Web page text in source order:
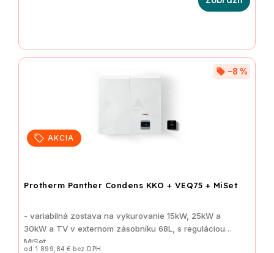
AKCIA
Protherm Panther Condens KKO + VEQ75 + MiSet
–8 %
od 1 899,84 € bez DPH
- variabilná zostava na vykurovanie 15kW, 25kW a
30kW a TV v externom zásobníku 68L, s reguláciou
MiSet